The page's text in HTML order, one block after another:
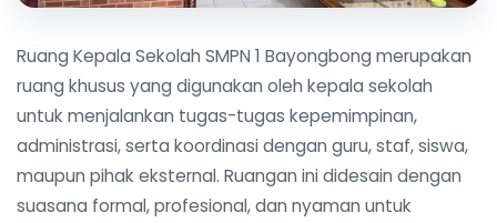
Ruang Kepala Sekolah SMPN 1 Bayongbong merupakan
ruang khusus yang digunakan oleh kepala sekolah
untuk menjalankan tugas-tugas kepemimpinan,
administrasi, serta koordinasi dengan guru, staf, siswa,
maupun pihak eksternal. Ruangan ini didesain dengan
suasana formal, profesional, dan nyaman untuk